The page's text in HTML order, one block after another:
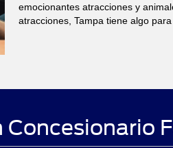
emocionantes atracciones y
atracciones, Tampa tiene algo para